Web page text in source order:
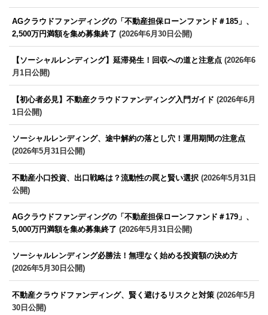
AGクラウドファンディングの「不動産担保ローンファンド＃185」、
2,500万円満額を集め募集終了 (2026年6月30日公開)
【ソーシャルレンディング】延滞発生！回収への道と注意点 (2026年6
月1日公開)
【初心者必見】不動産クラウドファンディング入門ガイド (2026年6月
1日公開)
ソーシャルレンディング、途中解約の落とし穴！運用期間の注意点
(2026年5月31日公開)
不動産小口投資、出口戦略は？流動性の罠と賢い選択 (2026年5月31日
公開)
AGクラウドファンディングの「不動産担保ローンファンド＃179」、
5,000万円満額を集め募集終了 (2026年5月31日公開)
ソーシャルレンディング必勝法！無理なく始める投資額の決め方
(2026年5月30日公開)
不動産クラウドファンディング、賢く避けるリスクと対策 (2026年5月
30日公開)